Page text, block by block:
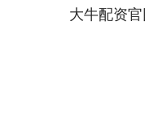
大牛配资